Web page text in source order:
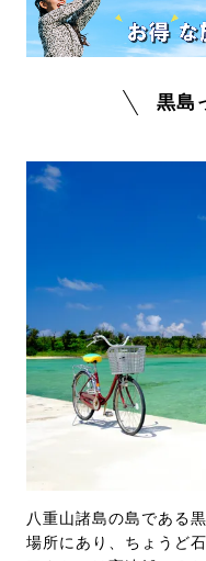
黒島
八重山諸島の島である
場所にあり、ちょうど